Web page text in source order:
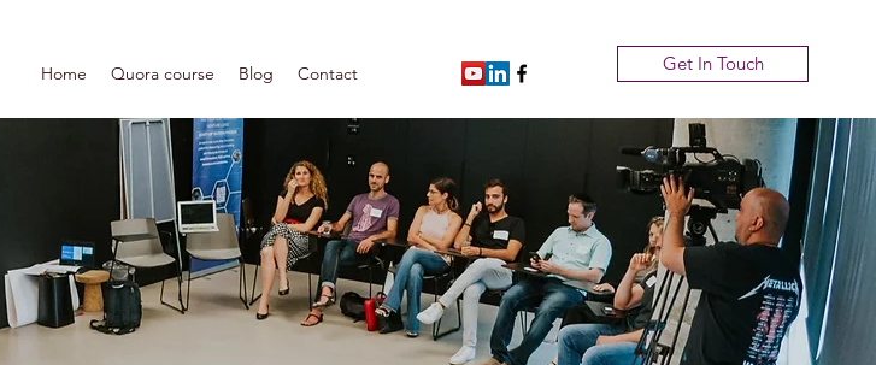
Home Quora course Blog Contact Get In Touch